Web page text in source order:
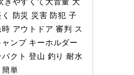
きやすくて大音量 大
く 防災 災害 防犯 子
時 アウトドア 審判 ス
ンプ キーホルダー
クト 登山 釣り 耐水
簡単